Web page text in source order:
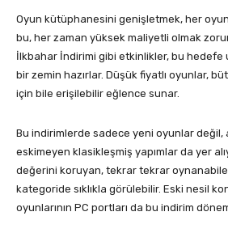
Oyun kütüphanesini genişletmek, her
bu, her zaman yüksek maliyetli olmak
İlkbahar İndirimi gibi etkinlikler, bu hedefe
bir zemin hazırlar. Düşük fiyatlı oyunlar,
için bile erişilebilir eğlence sunar.
Bu indirimlerde sadece yeni oyunlar değil,
eskimeyen klasikleşmiş yapımlar da yer
değerini koruyan, tekrar tekrar
kategoride sıklıkla görülebilir. Eski nesil
oyunlarının PC portları da bu indirim